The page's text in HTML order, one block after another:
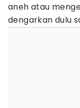
aneh atau
dengarkan dulu